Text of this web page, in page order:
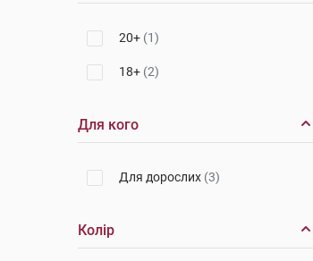
20+ (1)
18+ (2)
Для кого
Для дорослих (3)
Колір